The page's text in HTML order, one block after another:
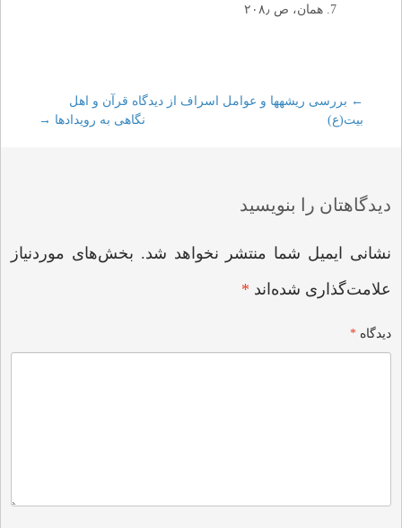
همان، ص ۲۰۸٫
Post
← بررسى ریشه‏ها و عوامل اسراف از دیدگاه قرآن و اهل
بیت(ع)
نگاهی به رویدادها →
دیدگاهتان را بنویسید
نشانی ایمیل شما منتشر نخواهد شد. بخش‌های موردنیاز
علامت‌گذاری شده‌اند *
دیدگاه*